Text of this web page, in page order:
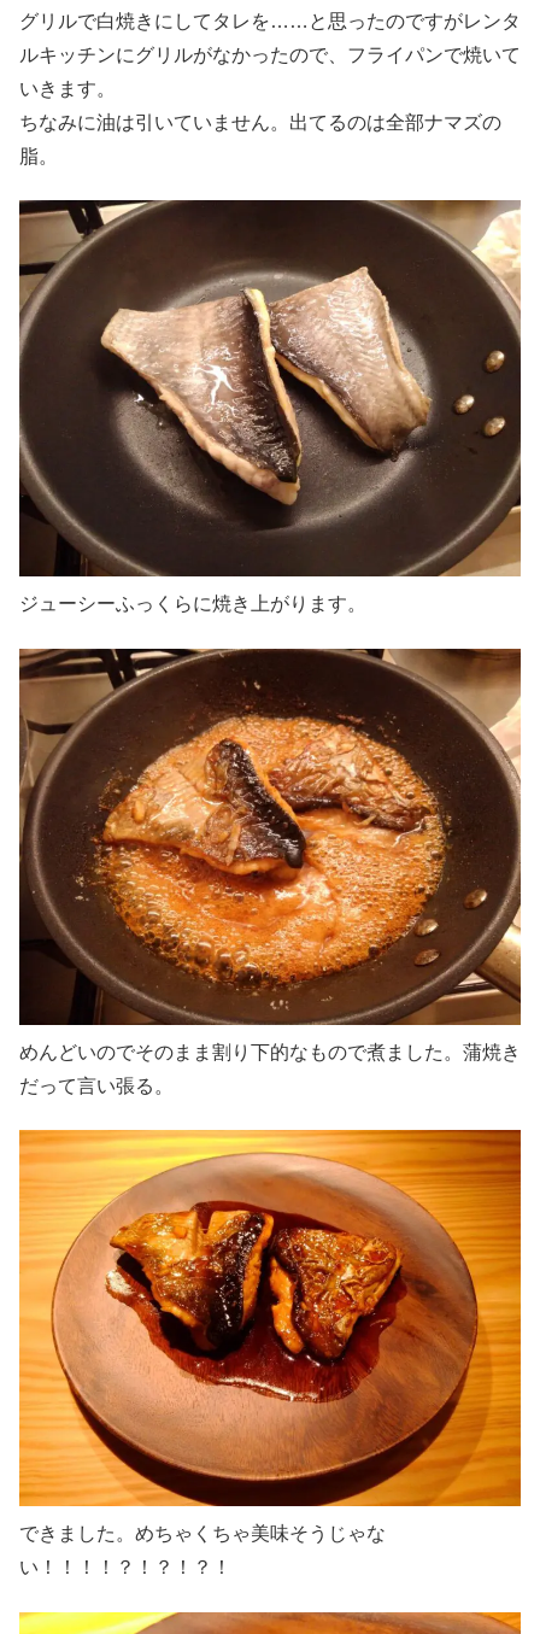
グリルで白焼きにしてタレを……と思ったのですがレンタ
ルキッチンにグリルがなかったので、フライパンで焼いて
いきます。
ちなみに油は引いていません。出てるのは全部ナマズの
脂。
ジューシーふっくらに焼き上がります。
めんどいのでそのまま割り下的なもので煮ました。蒲焼き
だって言い張る。
できました。めちゃくちゃ美味そうじゃな
い！！！！？！？！？！